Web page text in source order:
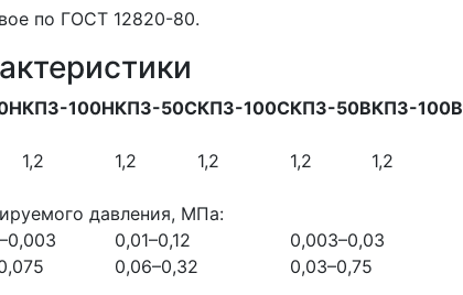
по ГОСТ 12820-80.
КПЗ-100НКПЗ-50СКПЗ-100СКПЗ-50ВКПЗ-100В
1,2 1,2 1,2 1,2 1,2
давления, МПа:
0,01–0,12 0,003–0,03
0,06–0,32 0,03–0,75